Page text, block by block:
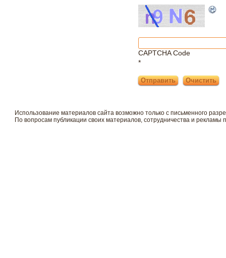
CAPTCHA Code
*
Использование материалов сайта возможно только с письменного
По вопросам публикации своих материалов, сотрудничества и